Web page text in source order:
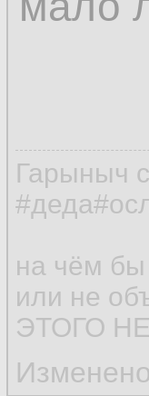
Гарыныч
на чём
или не
ЭТОГО